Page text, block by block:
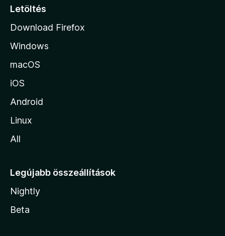
p
á
r
Letöltés
Download Firefox
Windows
macOS
iOS
Android
Linux
All
Legújabb összeállítások
Nightly
Beta